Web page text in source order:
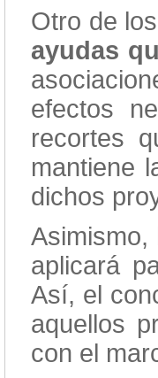
Otro de
ayudas
efectos
recortes
mantiene
dichos
Asimismo,
aplicará
Así, el
aquellos
con el